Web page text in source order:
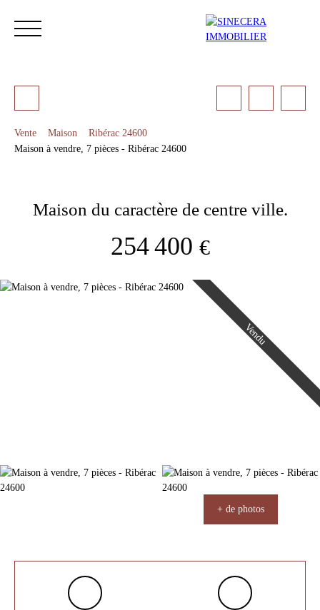
Estimation
Vente Maison
Ribérac 24600
Maison à vendre, 7 pièces - Ribérac 24600
Maison du caractère de centre ville.
254 400 €
Vendu
+ de photos